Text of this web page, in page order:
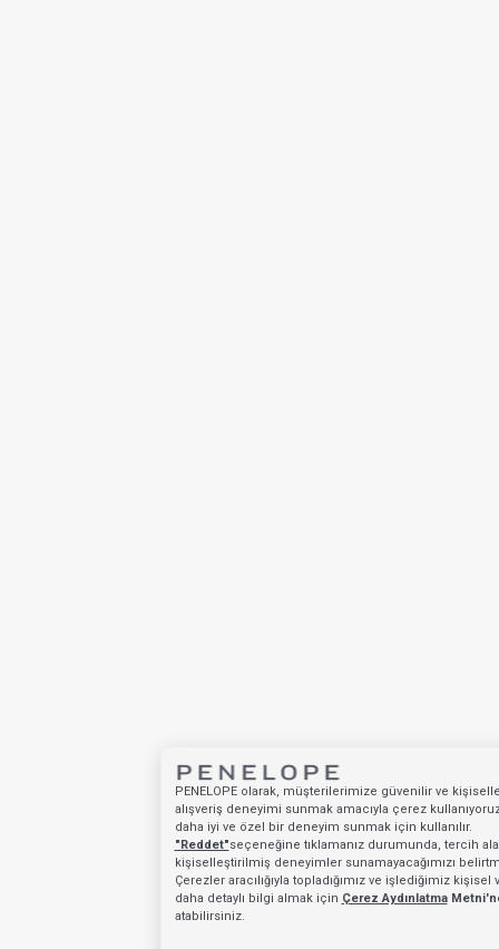
PENELOPE olarak, müşterilerimize güvenilir ve
alışveriş deneyimi sunmak amacıyla çerez
daha iyi ve özel bir deneyim sunmak için kullanılır.
"Reddet"seçeneğine tıklamanız durumunda, tercih
kişiselleştirilmiş deneyimler sunamayacağımızı
Çerezler aracılığıyla topladığımız ve işlediğimiz kişisel
daha detaylı bilgi almak için Çerez Aydınlatma
atabilirsiniz.